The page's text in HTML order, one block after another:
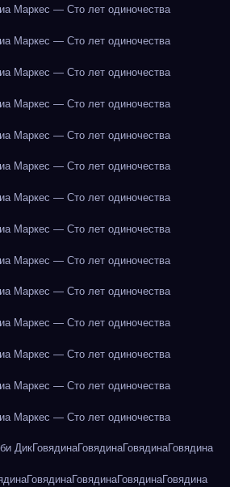
Маркес — Сто лет одиночества
Маркес — Сто лет одиночества
Маркес — Сто лет одиночества
Маркес — Сто лет одиночества
Маркес — Сто лет одиночества
Маркес — Сто лет одиночества
Маркес — Сто лет одиночества
Маркес — Сто лет одиночества
Маркес — Сто лет одиночества
Маркес — Сто лет одиночества
Маркес — Сто лет одиночества
Маркес — Сто лет одиночества
Маркес — Сто лет одиночества
Маркес — Сто лет одиночества
ДикГовядинаГовядинаГовядинаГовядина
ГовядинаГовядинаГовядинаГовядина